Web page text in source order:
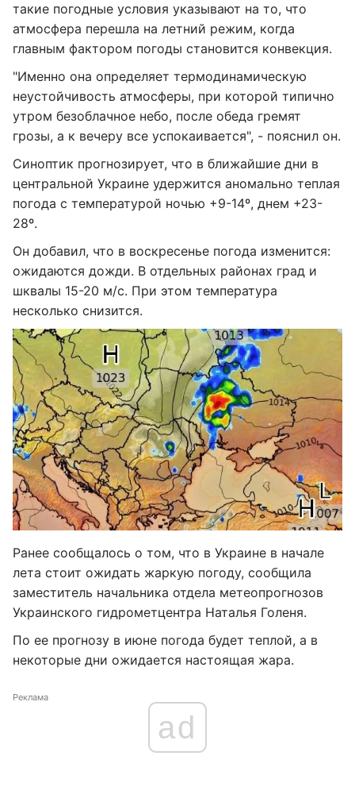
такие погодные условия указывают на то, что
атмосфера перешла на летний режим, когда
главным фактором погоды становится конвекция.
"Именно она определяет термодинамическую
неустойчивость атмосферы, при которой типично
утром безоблачное небо, после обеда гремят
грозы, а к вечеру все успокаивается", - пояснил он.
Синоптик прогнозирует, что в ближайшие дни в
центральной Украине удержится аномально теплая
погода с температурой ночью +9-14º, днем +23-
28º.
Он добавил, что в воскресенье погода изменится:
ожидаются дожди. В отдельных районах град и
шквалы 15-20 м/с. При этом температура
несколько снизится.
Ранее сообщалось о том, что в Украине в начале
лета стоит ожидать жаркую погоду, сообщила
заместитель начальника отдела метеопрогнозов
Украинского гидрометцентра Наталья Голеня.
По ее прогнозу в июне погода будет теплой, а в
некоторые дни ожидается настоящая жара.
Реклама
ad